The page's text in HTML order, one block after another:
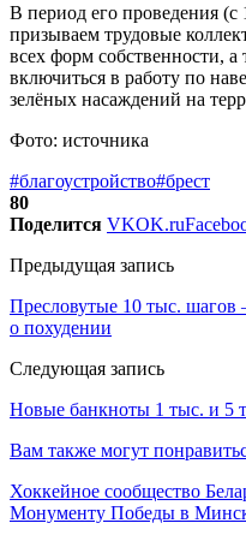
В период его проведения (с
призываем трудовые
всех форм собственности,
включиться в работу по
зелёных насаждений на
Фото: источника
#благоустройство#брест
80
Поделится VKOK.ru
Предыдущая запись
Пресловутые 10 тыс.
о похудении
Следующая запись
Новые банкноты 1 тыс. и 5
Вам также могут
Хоккейное сообщество
Монументу Победы в